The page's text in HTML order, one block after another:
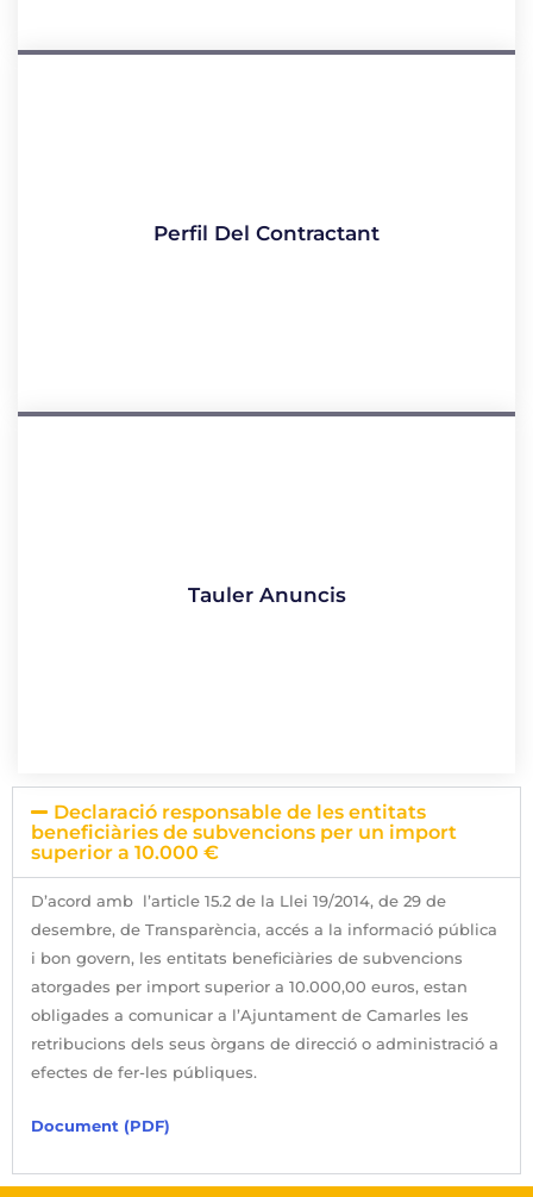
Perfil Del Contractant
Tauler Anuncis
Declaració responsable de les entitats
beneficiàries de subvencions per un import
superior a 10.000 €
D’acord amb l’article 15.2 de la Llei 19/2014, de 29 de
desembre, de Transparència, accés a la informació pública
i bon govern, les entitats beneficiàries de subvencions
atorgades per import superior a 10.000,00 euros, estan
obligades a comunicar a l’Ajuntament de Camarles les
retribucions dels seus òrgans de direcció o administració a
efectes de fer-les públiques.
Document (PDF)